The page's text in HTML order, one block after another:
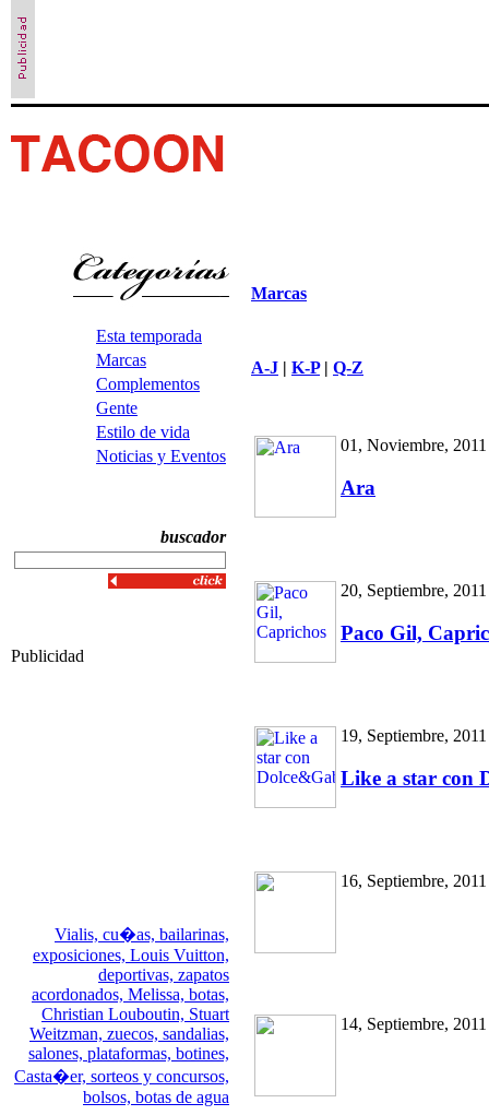
Esta temporada
Marcas
Complementos
Gente
Estilo de vida
Noticias y Eventos
buscador
Publicidad
Vialis, cu�as, bailarinas,
exposiciones, Louis Vuitton,
deportivas, zapatos
acordonados, Melissa, botas,
Christian Louboutin, Stuart
Weitzman, zuecos, sandalias,
salones, plataformas, botines,
Casta�er, sorteos y concursos,
bolsos, botas de agua
Marcas
A-J | K-P| Q-Z
01, Noviembre, 2011
Ara
20, Septiembre, 2011
Paco Gil,
19, Septiembre, 2011
Like a star con
16, Septiembre, 2011
14, Septiembre, 2011